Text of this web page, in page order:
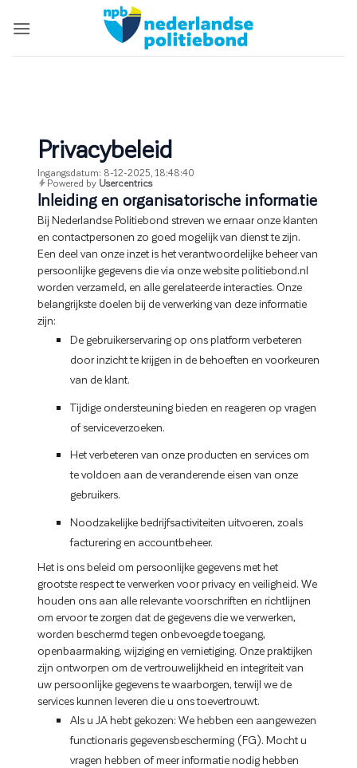
naar
Privacybeleid
Ingangsdatum: 8-12-2025, 18:48:40
Powered by Usercentrics
Inleiding en organisatorische informatie
Bij Nederlandse Politiebond streven we ernaar onze klanten
en contactpersonen zo goed mogelijk van dienst te zijn.
Een deel van onze inzet is het verantwoordelijke beheer van
persoonlijke gegevens die via onze website politiebond.nl
worden verzameld, en alle gerelateerde interacties. Onze
belangrijkste doelen bij de verwerking van deze informatie
zijn:
De gebruikerservaring op ons platform verbeteren
door inzicht te krijgen in de behoeften en voorkeuren
van de klant.
Tijdige ondersteuning bieden en reageren op vragen
of serviceverzoeken.
Het verbeteren van onze producten en services om
te voldoen aan de veranderende eisen van onze
gebruikers.
Noodzakelijke bedrijfsactiviteiten uitvoeren, zoals
facturering en accountbeheer.
Het is ons beleid om persoonlijke gegevens met het
grootste respect te verwerken voor privacy en veiligheid. We
houden ons aan alle relevante voorschriften en richtlijnen
om ervoor te zorgen dat de gegevens die we verwerken,
worden beschermd tegen onbevoegde toegang,
openbaarmaking, wijziging en vernietiging. Onze praktijken
zijn ontworpen om de vertrouwelijkheid en integriteit van
uw persoonlijke gegevens te waarborgen, terwijl we de
services kunnen leveren die u ons toevertrouwt.
Als u JA hebt gekozen: We hebben een aangewezen
functionaris gegevensbescherming (FG). Mocht u
vragen hebben of meer informatie nodig hebben